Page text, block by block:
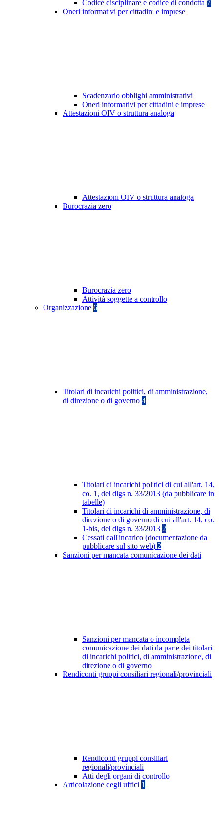
Codice disciplinare e codice di condotta 7
Oneri informativi per cittadini e imprese
Scadenzario obblighi amministrativi
Oneri informativi per cittadini e imprese
Attestazioni OIV o struttura analoga
Attestazioni OIV o struttura analoga
Burocrazia zero
Burocrazia zero
Attività soggette a controllo
Organizzazione 6
Titolari di incarichi politici, di amministrazione,
di direzione o di governo 4
Titolari di incarichi politici di cui all'art. 14,
co. 1, del dlgs n. 33/2013 (da pubblicare in
tabelle)
Titolari di incarichi di amministrazione, di
direzione o di governo di cui all'art. 14, co.
1-bis, del dlgs n. 33/2013 2
Cessati dall'incarico (documentazione da
pubblicare sul sito web) 2
Sanzioni per mancata comunicazione dei dati
Sanzioni per mancata o incompleta
comunicazione dei dati da parte dei titolari
di incarichi politici, di amministrazione, di
direzione o di governo
Rendiconti gruppi consiliari regionali/provinciali
Rendiconti gruppi consiliari
regionali/provinciali
Atti degli organi di controllo
Articolazione degli uffici 1